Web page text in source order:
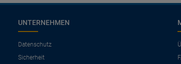
UNTERNEHMEN
Datenschutz
Sicherheit